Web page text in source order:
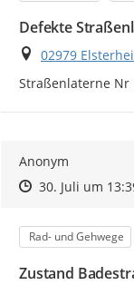
Defekte
Ort
02979
Straßenlaterne Nr
Anonym
Zeitpunkt des
Zeitpunkt des
30. Juli um
Kategorie
Rad- und Gehwege
Zustand